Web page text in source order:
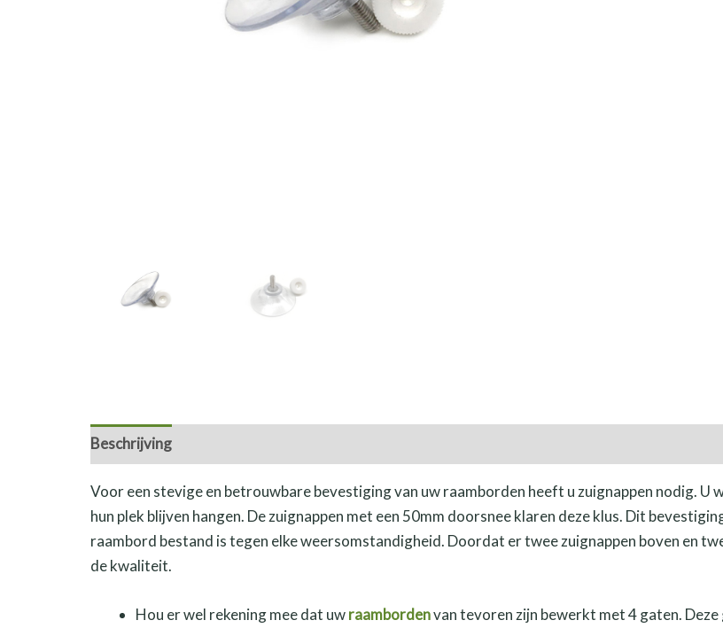
Beschrijving
Voor een stevige en betrouwbare bevestiging van uw raamborden heeft u zuignappen nodig. U
hun plek blijven hangen. De zuignappen met een 50mm doorsnee klaren deze klus. Dit
raambord bestand is tegen elke weersomstandigheid. Doordat er twee zuignappen boven en
de kwaliteit.
Hou er wel rekening mee dat uwraambordenvan tevoren zijn bewerkt met 4 gaten.